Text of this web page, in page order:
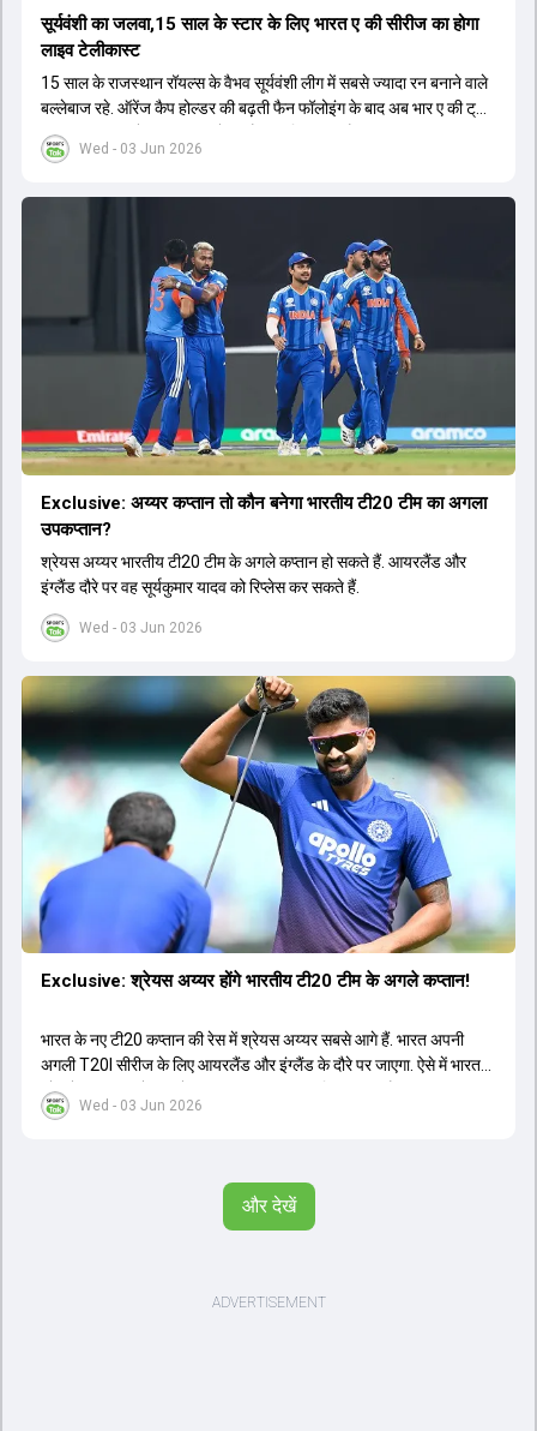
Wed - 03 Jun 2026
सूर्यवंशी का जलवा,15 साल के स्टार के लिए भारत ए की सीरीज का होगा
लाइव टेलीकास्ट
15 साल के राजस्थान रॉयल्स के वैभव सूर्यवंशी लीग में सबसे ज्यादा रन बनाने वाले
बल्लेबाज रहे. ऑरेंज कैप होल्डर की बढ़ती फैन फॉलोइंग के बाद अब भार ए की ट्राई
सीरीज का लाइव टेलीकास्ट करने का फैसला लिया गया है.
Wed - 03 Jun 2026
Exclusive: अय्यर कप्तान तो कौन बनेगा भारतीय टी20 टीम का अगला
उपकप्तान?
श्रेयस अय्यर भारतीय टी20 टीम के अगले कप्तान हो सकते हैं. आयरलैंड और
इंग्लैंड दौरे पर वह सूर्यकुमार यादव को रिप्लेस कर सकते हैं.
Wed - 03 Jun 2026
Exclusive: श्रेयस अय्यर होंगे भारतीय टी20 टीम के अगले कप्तान!
भारत के नए टी20 कप्तान की रेस में श्रेयस अय्यर सबसे आगे हैं. भारत अपनी
अगली T20I सीरीज के लिए आयरलैंड और इंग्लैंड के दौरे पर जाएगा. ऐसे में भारत
को श्रेयस अय्यर के रूप में एक नया T20I कप्तान मिल सकता है.
और देखें